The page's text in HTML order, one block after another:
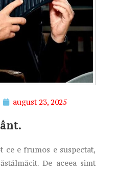
august 23, 2025
e frumos e suspectat,
De aceea simt